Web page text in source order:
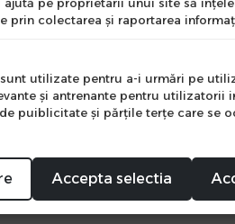
prin colectarea şi raportarea
utilizate pentru a-i urmări pe
şi antrenante pentru utilizatorii
puiblicitate şi părţile terţe care se
Accepta selectia
Mă abonez